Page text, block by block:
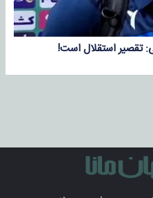
تقصیر استقلال است!